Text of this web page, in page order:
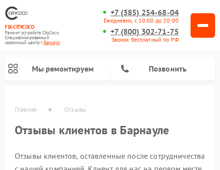
FIX-CITYCOCO
Ремонт устройств CityCoco
Специализированный
cервисный центр г.Барнаул
+7 (385) 254-68-04
Ежедневно, с 10:00 до 20:00
+7 (800) 302-71-75
Звонок бесплатный по РФ
Мы ремонтируем Позвонить
Главная Отзывы
Отзывы клиентов в Барнауле
Отзывы клиентов, оставленные после сотрудничества